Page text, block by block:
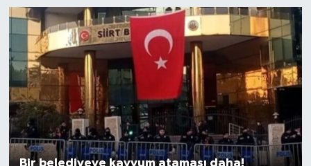
Son Dakika Haberleri
Haber Arşivi